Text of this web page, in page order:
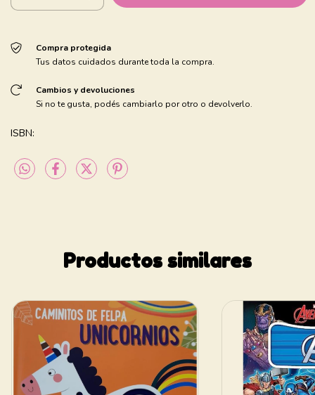
Compra protegida
Tus datos cuidados durante toda la compra.
Cambios y devoluciones
Si no te gusta, podés cambiarlo por otro o devolverlo.
ISBN:
Productos similares